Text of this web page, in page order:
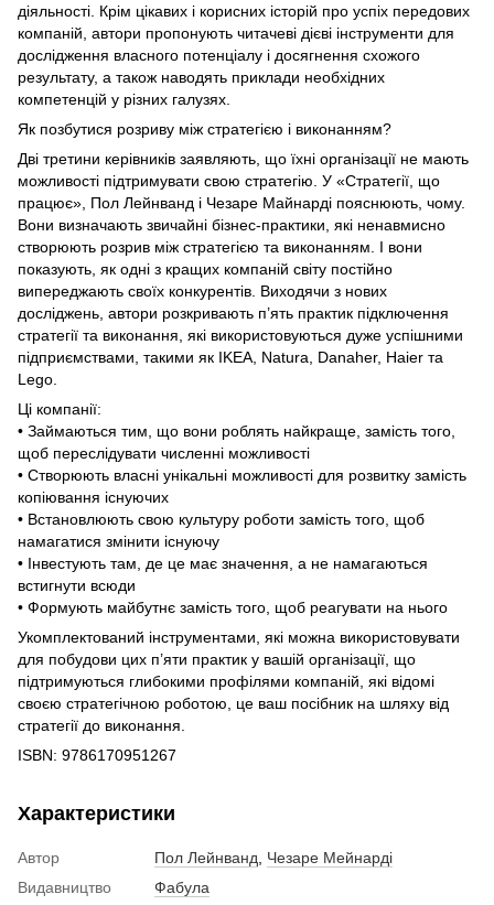
діяльності. Крім цікавих і корисних історій про успіх передових
компаній, автори пропонують читачеві дієві інструменти для
дослідження власного потенціалу і досягнення схожого
результату, а також наводять приклади необхідних
компетенцій у різних галузях.
Як позбутися розриву між стратегією і виконанням?
Дві третини керівників заявляють, що їхні організації не мають
можливості підтримувати свою стратегію. У «Стратегії, що
працює», Пол Лейнванд і Чезаре Майнарді пояснюють, чому.
Вони визначають звичайні бізнес-практики, які ненавмисно
створюють розрив між стратегією та виконанням. І вони
показують, як одні з кращих компаній світу постійно
випереджають своїх конкурентів. Виходячи з нових
досліджень, автори розкривають п’ять практик підключення
стратегії та виконання, які використовуються дуже успішними
підприємствами, такими як IKEA, Natura, Danaher, Haier та
Lego.
Ці компанії:
• Займаються тим, що вони роблять найкраще, замість того,
щоб переслідувати численні можливості
• Створюють власні унікальні можливості для розвитку замість
копіювання існуючих
• Встановлюють свою культуру роботи замість того, щоб
намагатися змінити існуючу
• Інвестують там, де це має значення, а не намагаються
встигнути всюди
• Формують майбутнє замість того, щоб реагувати на нього
Укомплектований інструментами, які можна використовувати
для побудови цих п’яти практик у вашій організації, що
підтримуються глибокими профілями компаній, які відомі
своєю стратегічною роботою, це ваш посібник на шляху від
стратегії до виконання.
ISBN: 9786170951267
Характеристики
Автор Пол Лейнванд
Чезаре Мейнарді
Видавництво
Фабула